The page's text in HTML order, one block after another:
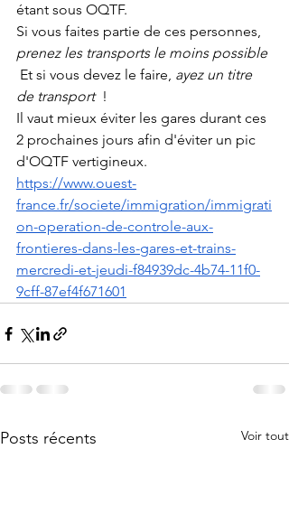
étant sous OQTF.
Si vous faites partie de ces personnes,
prenez les transports le moins possible
Et si vous devez le faire, ayez un titre
de transport !
Il vaut mieux éviter les gares durant ces
2 prochaines jours afin d'éviter un pic
d'OQTF vertigineux.
https://www.ouest-
france.fr/societe/immigration/immigrati
on-operation-de-controle-aux-
frontieres-dans-les-gares-et-trains-
mercredi-et-jeudi-f84939dc-4b74-11f0-
9cff-87ef4f671601
Posts récents Voir tout